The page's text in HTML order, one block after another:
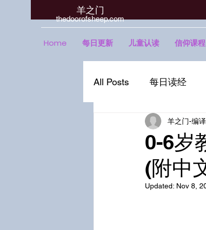
羊之门
​thedoorofsheep.com
Home 每日更新 儿童认读 信仰课程
All Posts 每日读经
0-6岁
(附中
羊之门-编
Updated: Nov 8,